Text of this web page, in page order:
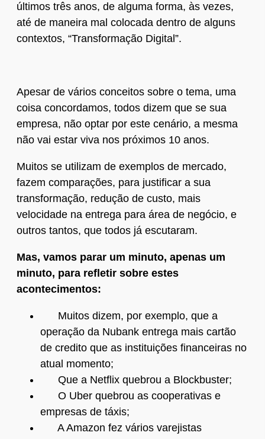
últimos três anos, de alguma forma, às vezes,
até de maneira mal colocada dentro de alguns
contextos, “Transformação Digital”.
Apesar de vários conceitos sobre o tema, uma
coisa concordamos, todos dizem que se sua
empresa, não optar por este cenário, a mesma
não vai estar viva nos próximos 10 anos.
Muitos se utilizam de exemplos de mercado,
fazem comparações, para justificar a sua
transformação, redução de custo, mais
velocidade na entrega para área de negócio, e
outros tantos, que todos já escutaram.
Mas, vamos parar um minuto, apenas um
minuto, para refletir sobre estes
acontecimentos:
Muitos dizem, por exemplo, que a
operação da Nubank entrega mais cartão
de credito que as instituições financeiras no
atual momento;
Que a Netflix quebrou a Blockbuster;
O Uber quebrou as cooperativas e
empresas de táxis;
A Amazon fez vários varejistas